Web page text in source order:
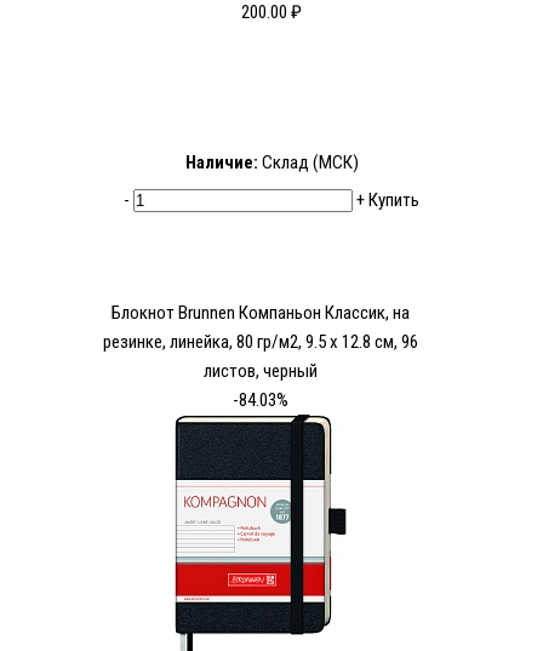
200.00 ₽
Наличие: Склад (МСК)
-
+Купить
Блокнот Brunnen Компаньон Классик, на
резинке, линейка, 80 гр/м2, 9.5 х 12.8 см, 96
листов, черный
-84.03%